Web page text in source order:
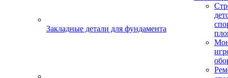
Закладные детали для фундамента